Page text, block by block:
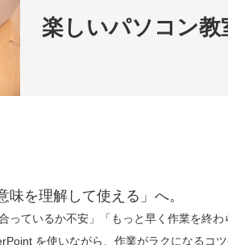
楽しいパソコン
味を理解して使える」へ。
っているか不安」「もっと早く作業を終わ
を使いながら、作業がラクになるコツ